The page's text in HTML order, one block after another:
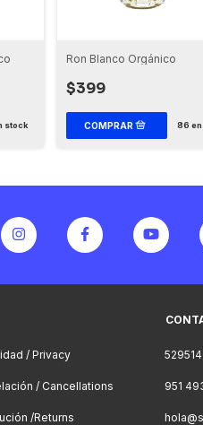
stock
Ron Blanco Orgánico
$399
86
/ Privacy
/ Cancellations
/Returns
951